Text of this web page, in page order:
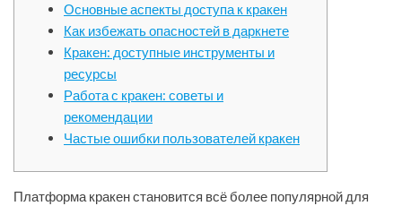
Основные аспекты доступа к кракен
Как избежать опасностей в даркнете
Кракен: доступные инструменты и
ресурсы
Работа с кракен: советы и
рекомендации
Частые ошибки пользователей кракен
Платформа кракен становится всё более популярной для